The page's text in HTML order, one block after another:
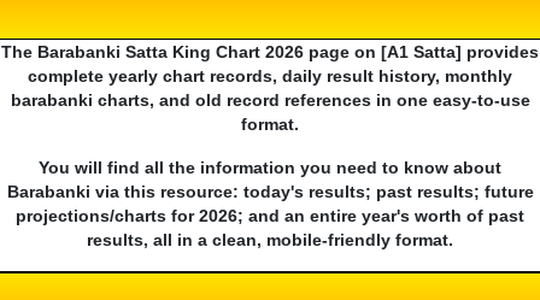
The Barabanki Satta King Chart 2026 page on [A1 Satta] provides
complete yearly chart records, daily result history, monthly
barabanki charts, and old record references in one easy-to-use
format.
You will find all the information you need to know about
Barabanki via this resource: today's results; past results; future
projections/charts for 2026; and an entire year's worth of past
results, all in a clean, mobile-friendly format.